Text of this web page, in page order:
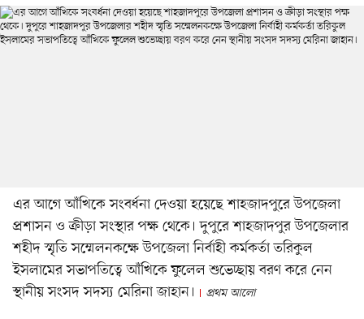
এর আগে আঁখিকে সংবর্ধনা দেওয়া হয়েছে শাহজাদপুরে উপজেলা
প্রশাসন ও ক্রীড়া সংস্থার পক্ষ থেকে। দুপুরে শাহজাদপুর উপজেলার
শহীদ স্মৃতি সম্মেলনকক্ষে উপজেলা নির্বাহী কর্মকর্তা তরিকুল
ইসলামের সভাপতিত্বে আঁখিকে ফুলেল শুভেচ্ছায় বরণ করে নেন
স্থানীয় সংসদ সদস্য মেরিনা জাহান।
প্রথম আলো